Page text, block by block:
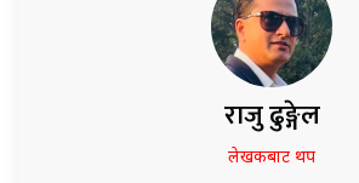
राजु ढुङ्गेल
लेखकबाट थप